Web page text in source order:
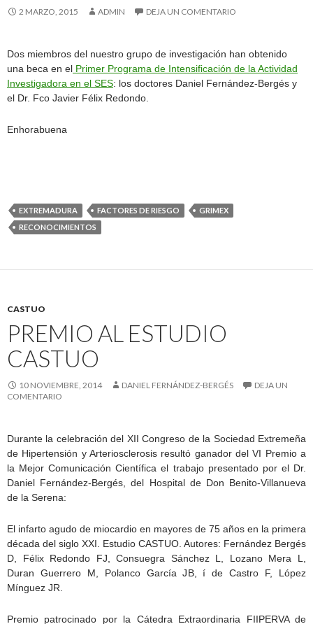
2 MARZO, 2015 ADMIN DEJA UN COMENTARIO
Dos miembros del nuestro grupo de investigación han obtenido
una beca en el Primer Programa de Intensificación de la Actividad
Investigadora en el SES: los doctores Daniel Fernández-Bergés y
el Dr. Fco Javier Félix Redondo.
Enhorabuena
EXTREMADURA FACTORES DE RIESGO
GRIMEX
RECONOCIMIENTOS
CASTUO
PREMIO AL ESTUDIO
CASTUO
10 NOVIEMBRE, 2014 DANIEL FERNÁNDEZ-BERGÉS
DEJA UN
COMENTARIO
Durante la celebración del XII Congreso de la Sociedad Extremeña
de Hipertensión y Arteriosclerosis resultó ganador del VI Premio a
la Mejor Comunicación Científica el trabajo presentado por el Dr.
Daniel Fernández-Bergés, del Hospital de Don Benito-Villanueva
de la Serena:
El infarto agudo de miocardio en mayores de 75 años en la primera
década del siglo XXI. Estudio CASTUO. Autores: Fernández Bergés
D, Félix Redondo FJ, Consuegra Sánchez L, Lozano Mera L,
Duran Guerrero M, Polanco García JB, í de Castro F, López
Mínguez JR.
Premio patrocinado por la Cátedra Extraordinaria FIIPERVA de